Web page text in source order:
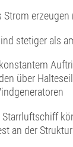
stetiger als
über
an der